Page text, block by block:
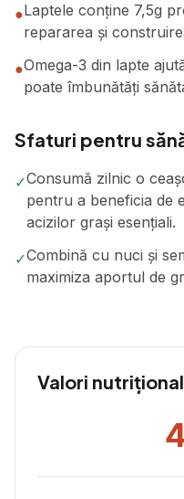
●Laptele conține 7,5g
repararea și
●Omega-3 din lapte
poate îmbunătăți
Sfaturi pentru
✓Consumă zilnic o
pentru a beneficia de
acizilor grași esențiali.
✓Combină cu nuci și
maximiza aportul de
Valori